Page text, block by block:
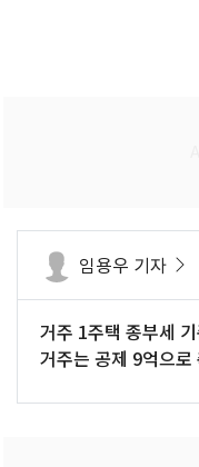
임용우 기자
거주 1주택 종부세
거주는 공제 9억으로